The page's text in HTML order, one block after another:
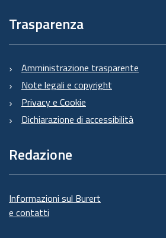
Trasparenza
Amministrazione trasparente
Note legali e copyright
Privacy e Cookie
Dichiarazione di accessibilità
Redazione
Informazioni sul Burert
e contatti